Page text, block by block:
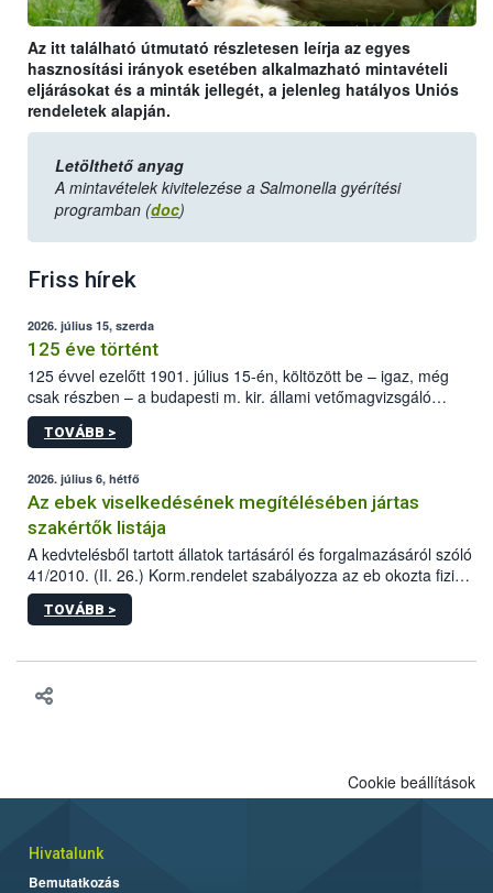
Az itt található útmutató részletesen leírja az egyes
hasznosítási irányok esetében alkalmazható mintavételi
eljárásokat és a minták jellegét, a jelenleg hatályos Uniós
rendeletek alapján.
Letölthető anyag
A mintavételek kivitelezése a Salmonella gyérítési
programban (doc)
Friss hírek
2026. július 15, szerda
125 éve történt
125 évvel ezelőtt 1901. július 15-én, költözött be – igaz, még
csak részben – a budapesti m. kir. állami vetőmagvizsgáló
állomás a Kis Rókus utca 15. szám alatti, Czigler Győző által
tervezett új épületébe.
TOVÁBB >
2026. július 6, hétfő
Az ebek viselkedésének megítélésében jártas
szakértők listája
A kedvtelésből tartott állatok tartásáról és forgalmazásáról szóló
41/2010. (II. 26.) Korm.rendelet szabályozza az eb okozta fizikai
sérülés, illetve ennek veszélye keletkezésekor felmerülő
hatósági feladatokat, valamint a veszélyes eb tartását és annak
vonni az ebek viselkedésének megítélésében jártas szakértőt.
TOVÁBB >
Cookie beállítások
Hivatalunk
Bemutatkozás